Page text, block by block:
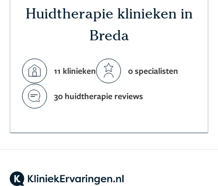
Huidtherapie klinieken in
Breda
11 klinieken 0 specialisten
30 huidtherapie reviews